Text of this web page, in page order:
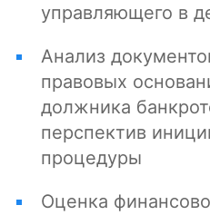
управляющего в
Анализ
правовых
должника
перспектив
процедуры
Оценка